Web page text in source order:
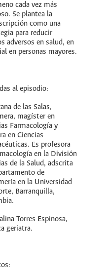
cada vez más
Se plantea la
como una
para reducir
adversos en salud, en
en personas mayores.
al episodio:
de las Salas,
magíster en
Farmacología y
en Ciencias
Es profesora
en la División
de la Salud, adscrita
de
en la Universidad
Barranquilla,
Torres Espinosa,
geriatra.